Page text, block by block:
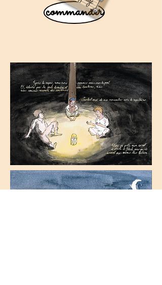
commander